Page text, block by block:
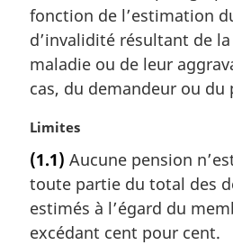
a
g
i
n
l
:
fonction de l’estimation
d’invalidité résultant de
maladie ou de leur
cas, du demandeur ou du
N
t
e
m
a
Limites
(1.1) Aucune pension
toute partie du total des
estimés à l’égard du
excédant cent pour cent.